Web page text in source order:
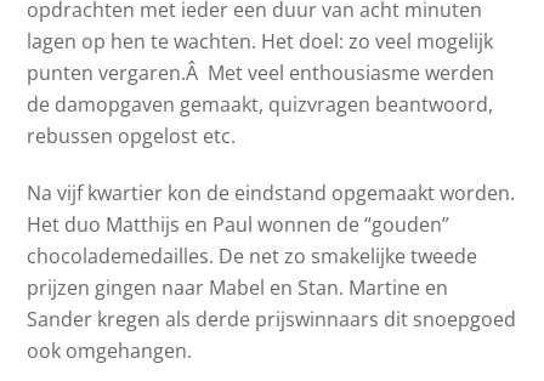
opdrachten met ieder een duur van acht minuten
lagen op hen te wachten. Het doel: zo veel mogelijk
punten vergaren.Â Met veel enthousiasme werden
de damopgaven gemaakt, quizvragen beantwoord,
rebussen opgelost etc.
Na vijf kwartier kon de eindstand opgemaakt worden.
Het duo Matthijs en Paul wonnen de “gouden”
chocolademedailles. De net zo smakelijke tweede
prijzen gingen naar Mabel en Stan. Martine en
Sander kregen als derde prijswinnaars dit snoepgoed
ook omgehangen.